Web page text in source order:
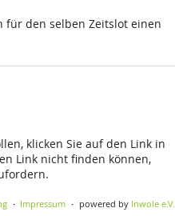
für den selben Zeitslot einen
klicken Sie auf den Link in
Link nicht finden können,
Impressum powered by Inwole e.V.